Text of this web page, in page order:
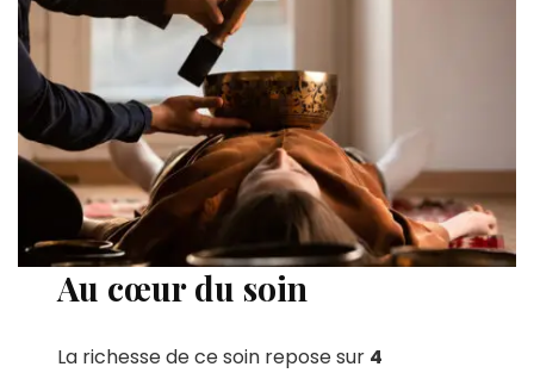
Au cœur du soin
La richesse de ce soin repose sur 4